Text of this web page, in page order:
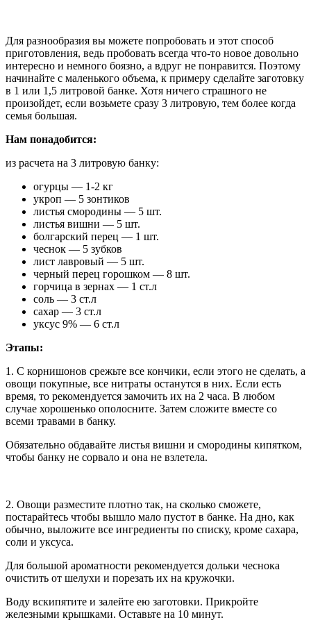
Для разнообразия вы можете попробовать и этот способ
приготовления, ведь пробовать всегда что-то новое довольно
интересно и немного боязно, а вдруг не понравится. Поэтому
начинайте с маленького объема, к примеру сделайте заготовку
в 1 или 1,5 литровой банке. Хотя ничего страшного не
произойдет, если возьмете сразу 3 литровую, тем более когда
семья большая.
Нам понадобится:
из расчета на 3 литровую банку:
огурцы — 1-2 кг
укроп — 5 зонтиков
листья смородины — 5 шт.
листья вишни — 5 шт.
болгарский перец — 1 шт.
чеснок — 5 зубков
лист лавровый — 5 шт.
черный перец горошком — 8 шт.
горчица в зернах — 1 ст.л
соль — 3 ст.л
сахар — 3 ст.л
уксус 9% — 6 ст.л
Этапы:
1. С корнишонов срежьте все кончики, если этого не сделать, а
овощи покупные, все нитраты останутся в них. Если есть
время, то рекомендуется замочить их на 2 часа. В любом
случае хорошенько ополосните. Затем сложите вместе со
всеми травами в банку.
Обязательно обдавайте листья вишни и смородины кипятком,
чтобы банку не сорвало и она не взлетела.
2. Овощи разместите плотно так, на сколько сможете,
постарайтесь чтобы вышло мало пустот в банке. На дно, как
обычно, выложите все ингредиенты по списку, кроме сахара,
соли и уксуса.
Для большой ароматности рекомендуется дольки чеснока
очистить от шелухи и порезать их на кружочки.
Воду вскипятите и залейте ею заготовки. Прикройте
железными крышками. Оставьте на 10 минут.